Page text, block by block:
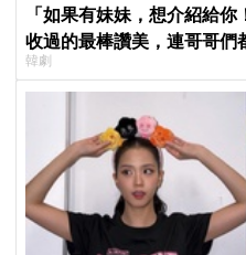
「如果有妹妹，想介紹給
收過的最棒讚美，連哥哥們
韓劇